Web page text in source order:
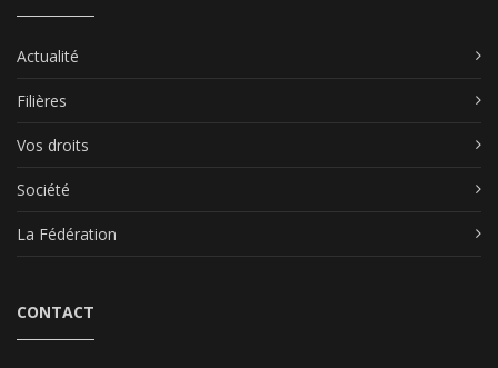
Actualité
Filières
Vos droits
Société
La Fédération
CONTACT